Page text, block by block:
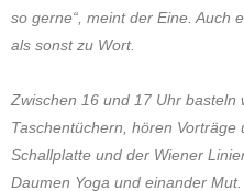
so gerne“, meint der Eine. Auch
als sonst zu Wort.
Zwischen 16 und 17 Uhr basteln
Taschentüchern, hören
Schallplatte und der Wiener
Daumen Yoga und einander